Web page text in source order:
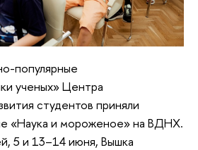
популярные
ученых» Центра
студентов приняли
«Наука и мороженое» на ВДНХ.
5 и 13–14 июня, Вышка